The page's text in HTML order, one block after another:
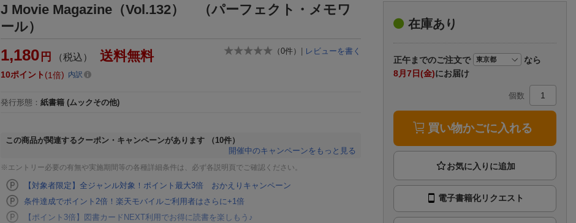
エンタメニュース
推し楽
J Movie Magazine（Vol.132） （パーフェクト・メモワ
ール）
（0件） | レビューを書く
1,180 円 （税込） 送料無料
10ポイント 1倍 内訳
発行形態 ： 紙書籍 (ムックその他)
この商品が関連するクーポン・キャンペーンがあります
（10件）
開催中のキャンペーンをもっと見る
※エントリー必要の有無や実施期間等の各種詳細条件は、必ず各説明頁でご確認ください。
【対象者限定】全ジャンル対象！ポイント最大3倍 おかえりキャンペーン
条件達成でポイント2倍！楽天モバイルご利用者はさらに+1倍
【ポイント3倍】図書カードNEXT利用でお得に読書を楽しもう♪
在庫あり
正午までのご注文で
なら
8月7日(金)にお届け
個数
買い物かごに入れる
電子書籍化リクエスト